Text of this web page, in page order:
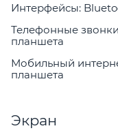
Интерфейсы:
Телефонные
планшета
Мобильный
планшета
Экран